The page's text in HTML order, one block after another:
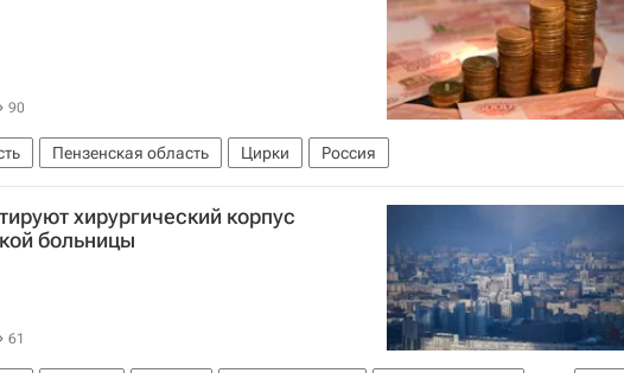
90
Пензенская область Цирки Россия
хирургический корпус
больницы
61